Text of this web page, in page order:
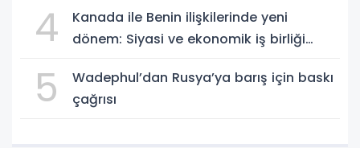
4
Kanada ile Benin ilişkilerinde yeni
dönem: Siyasi ve ekonomik iş birliği
5
Wadephul’dan Rusya’ya barış için baskı
çağrısı